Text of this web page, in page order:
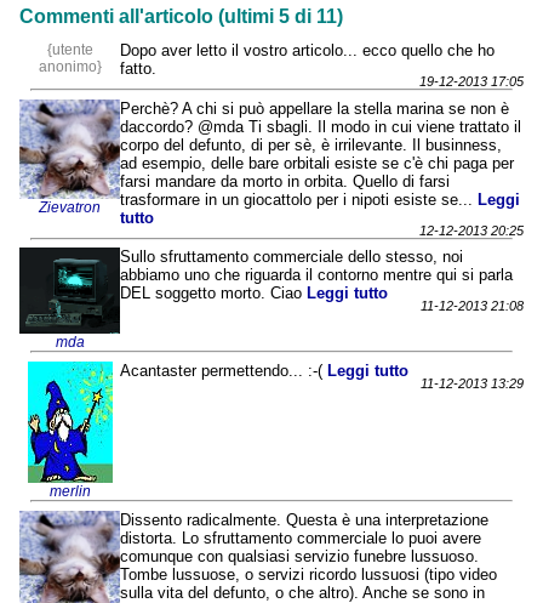
Commenti all'articolo (ultimi 5 di 11)
{utente
anonimo}
Dopo aver letto il vostro articolo... ecco quello che ho
fatto.
19-12-2013 17:05
Zievatron
Perchè? A chi si può appellare la stella marina se non è
daccordo? @mda Ti sbagli. Il modo in cui viene trattato il
corpo del defunto, di per sè, è irrilevante. Il businness,
ad esempio, delle bare orbitali esiste se c'è chi paga per
farsi mandare da morto in orbita. Quello di farsi
trasformare in un giocattolo per i nipoti esiste se...Leggi
tutto
12-12-2013 20:25
mda
Sullo sfruttamento commerciale dello stesso, noi
abbiamo uno che riguarda il contorno mentre qui si parla
DEL soggetto morto. Ciao Leggi tutto
11-12-2013 21:08
merlin
Acantaster permettendo... :-( Leggi tutto
11-12-2013 13:29
Dissento radicalmente. Questa è una interpretazione
distorta. Lo sfruttamento commerciale lo puoi avere
comunque con qualsiasi servizio funebre lussuoso.
Tombe lussuose, o servizi ricordo lussuosi (tipo video
sulla vita del defunto, o che altro). Anche se sono in